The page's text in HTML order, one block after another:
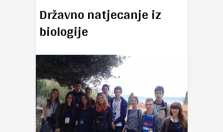
Državno natjecanje iz
biologije